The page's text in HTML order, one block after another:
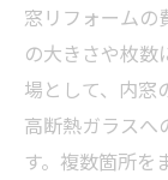
窓リフォームの
の大きさや枚数
場として、内窓
高断熱ガラスへ
す。複数箇所を